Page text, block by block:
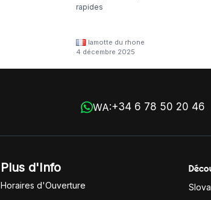
rapides
lamotte du rhone
4 décembre 2025
WA:+34 6 78 50 20 46
Plus d'Info
Horaires d'Ouverture